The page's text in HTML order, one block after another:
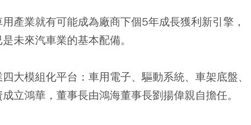
產業就有可能成為廠商下個5年成長獲利新引擎，
未來汽車業的基本配備。
大模組化平台：車用電子、驅動系統、車架底盤、
立鴻華，董事長由鴻海董事長劉揚偉親自擔任。